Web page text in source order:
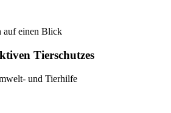
auf einen Blick
Tierschutzes
und Tierhilfe